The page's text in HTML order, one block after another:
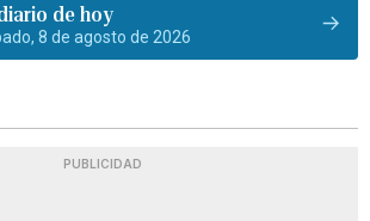
de hoy
8 de agosto de 2026
PUBLICIDAD